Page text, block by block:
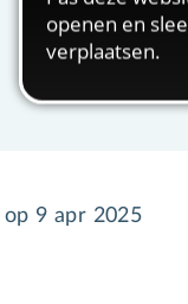
op 9 apr 2025